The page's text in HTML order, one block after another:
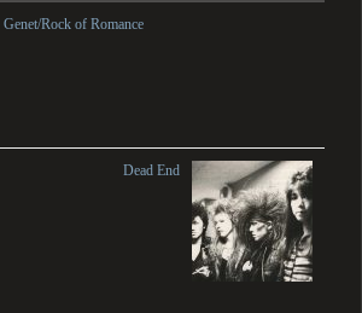
Genet/Rock of Romance
Dead End